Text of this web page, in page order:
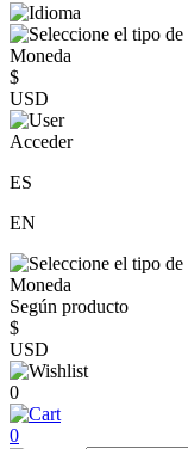
Moneda
$
USD
Acceder
ES
EN
Moneda
Según producto
$
USD
0
0